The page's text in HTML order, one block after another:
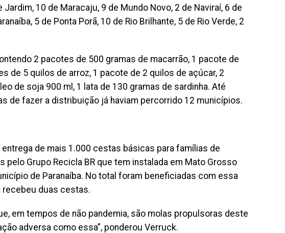
10 de Maracaju, 9 de Mundo Novo, 2 de Naviraí, 6 de
5 de Ponta Porã, 10 de Rio Brilhante, 5 de Rio Verde, 2
2 pacotes de 500 gramas de macarrão, 1 pacote de
de 5 quilos de arroz, 1 pacote de 2 quilos de açúcar, 2
de soja 900 ml, 1 lata de 130 gramas de sardinha. Até
de fazer a distribuição já haviam percorrido 12 municípios.
de mais 1.000 cestas básicas para famílias de
Grupo Recicla BR que tem instalada em Mato Grosso
de Paranaíba. No total foram beneficiadas com essa
recebeu duas cestas.
em tempos de não pandemia, são molas propulsoras deste
adversa como essa”, ponderou Verruck.